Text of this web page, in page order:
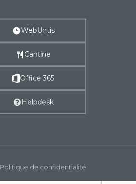
WebUntis
Cantine
Office 365
Helpdesk
Politique de confidentialité